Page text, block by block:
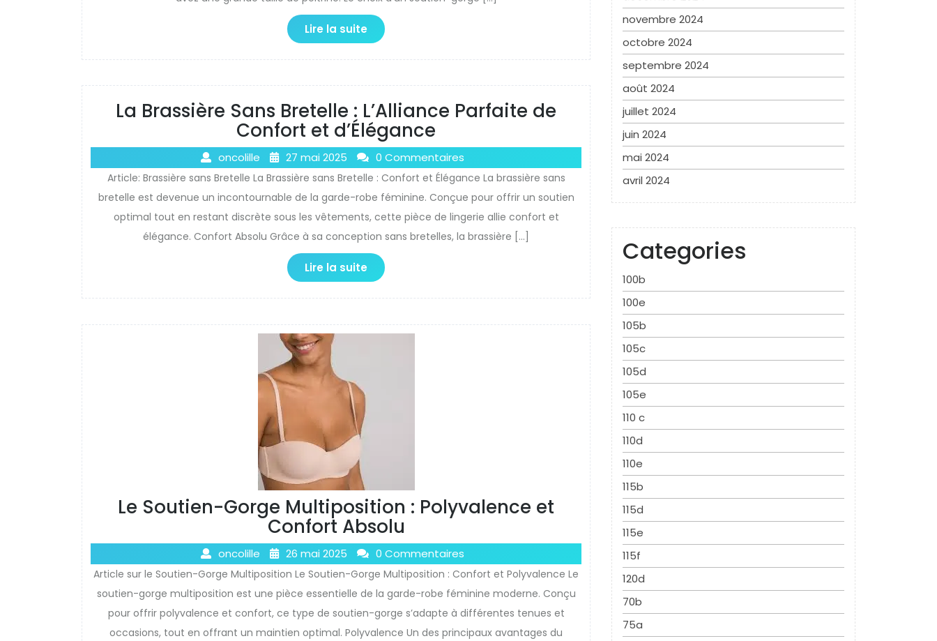
Lire la suite
La Brassière Sans Bretelle : L’Alliance Parfaite de
Confort et d’Élégance
oncolille 27 mai 2025 0 Commentaires
Article: Brassière sans Bretelle La Brassière sans Bretelle : Confort et Élégance La brassière sans
bretelle est devenue un incontournable de la garde-robe féminine. Conçue pour offrir un soutien
optimal tout en restant discrète sous les vêtements, cette pièce de lingerie allie confort et
élégance. Confort Absolu Grâce à sa conception sans bretelles, la brassière […]
Lire la suite
Le Soutien-Gorge Multiposition : Polyvalence et
Confort Absolu
oncolille 26 mai 2025 0 Commentaires
Article sur le Soutien-Gorge Multiposition Le Soutien-Gorge Multiposition : Confort et Polyvalence Le
soutien-gorge multiposition est une pièce essentielle de la garde-robe féminine moderne. Conçu
pour offrir polyvalence et confort, ce type de soutien-gorge s’adapte à différentes tenues et
occasions, tout en offrant un maintien optimal. Polyvalence Un des principaux avantages du
novembre 2024
octobre 2024
septembre 2024
août 2024
juillet 2024
juin 2024
mai 2024
avril 2024
Categories
100b
100e
105b
105c
105d
105e
110 c
110d
110e
115b
115d
115e
115f
120d
70b
75a